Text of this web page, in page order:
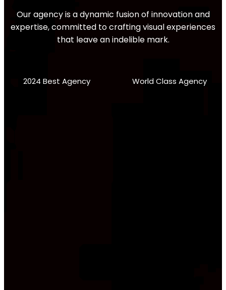
Our agency is a dynamic fusion of innovation and
expertise, committed to crafting visual experiences
that leave an indelible mark.
2024 Best Agency World Class Agency